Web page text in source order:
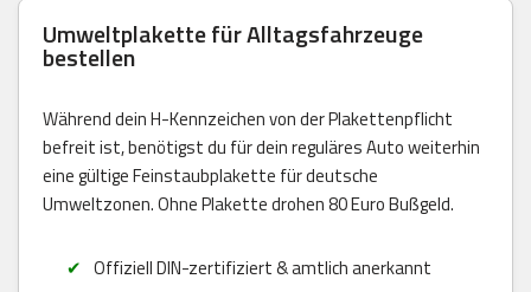
Umweltplakette für Alltagsfahrzeuge
bestellen
Während dein H-Kennzeichen von der Plakettenpflicht
befreit ist, benötigst du für dein reguläres Auto weiterhin
eine gültige Feinstaubplakette für deutsche
Umweltzonen. Ohne Plakette drohen 80 Euro Bußgeld.
Offiziell DIN-zertifiziert & amtlich anerkannt